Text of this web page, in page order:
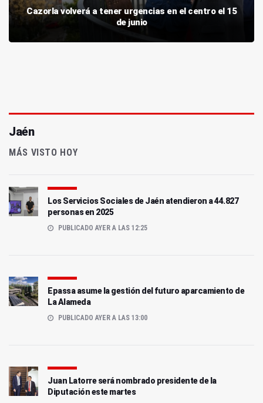
Cazorla volverá a tener urgencias en el centro el 15
de junio
Jaén
MÁS VISTO HOY
Los Servicios Sociales de Jaén atendieron a 44.827
personas en 2025
PUBLICADO AYER A LAS 12:25
Epassa asume la gestión del futuro aparcamiento de
La Alameda
PUBLICADO AYER A LAS 13:00
Juan Latorre será nombrado presidente de la
Diputación este martes